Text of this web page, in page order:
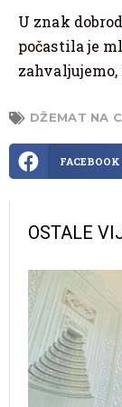
U znak
počastila je
DŽEMAT NA
FACEBOOK
OSTALE